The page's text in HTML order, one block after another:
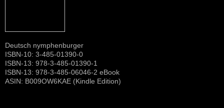
Deutsch nymphenburger
ISBN-10: 3-485-01390-0
ISBN-13: 978-3-485-01390-1
ISBN-13: 978-3-485-06046-2 eBook
ASIN: B009OW6KAE (Kindle Edition)